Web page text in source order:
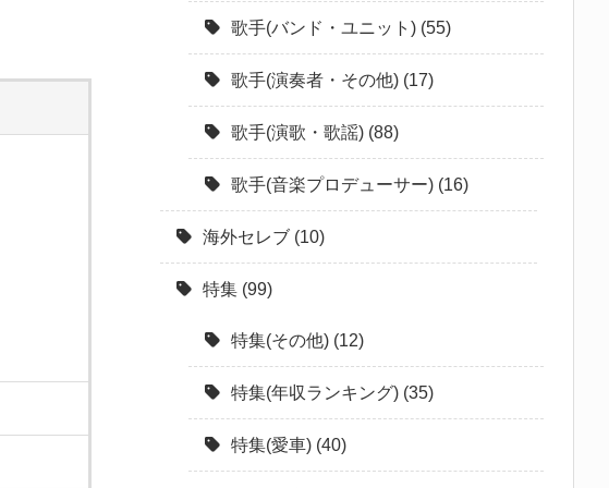
歌手(バンド・ユニット) (55)
歌手(演奏者・その他) (17)
歌手(演歌・歌謡) (88)
歌手(音楽プロデューサー) (16)
海外セレブ (10)
特集 (99)
特集(その他) (12)
特集(年収ランキング) (35)
特集(愛車) (40)